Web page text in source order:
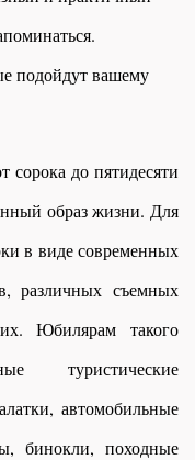
подойдут вашему
до пятидесяти
образ жизни. Для
в виде современных
различных съемных
Юбилярам такого
туристические
автомобильные
бинокли, походные